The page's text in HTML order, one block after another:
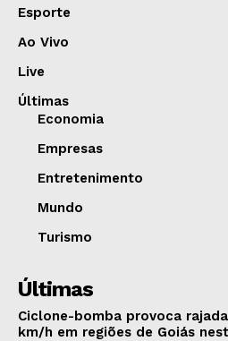
Esporte
Ao Vivo
Live
Últimas
Economia
Empresas
Entretenimento
Mundo
Turismo
Últimas
Ciclone-bomba provoca
km/h em regiões de Goiás